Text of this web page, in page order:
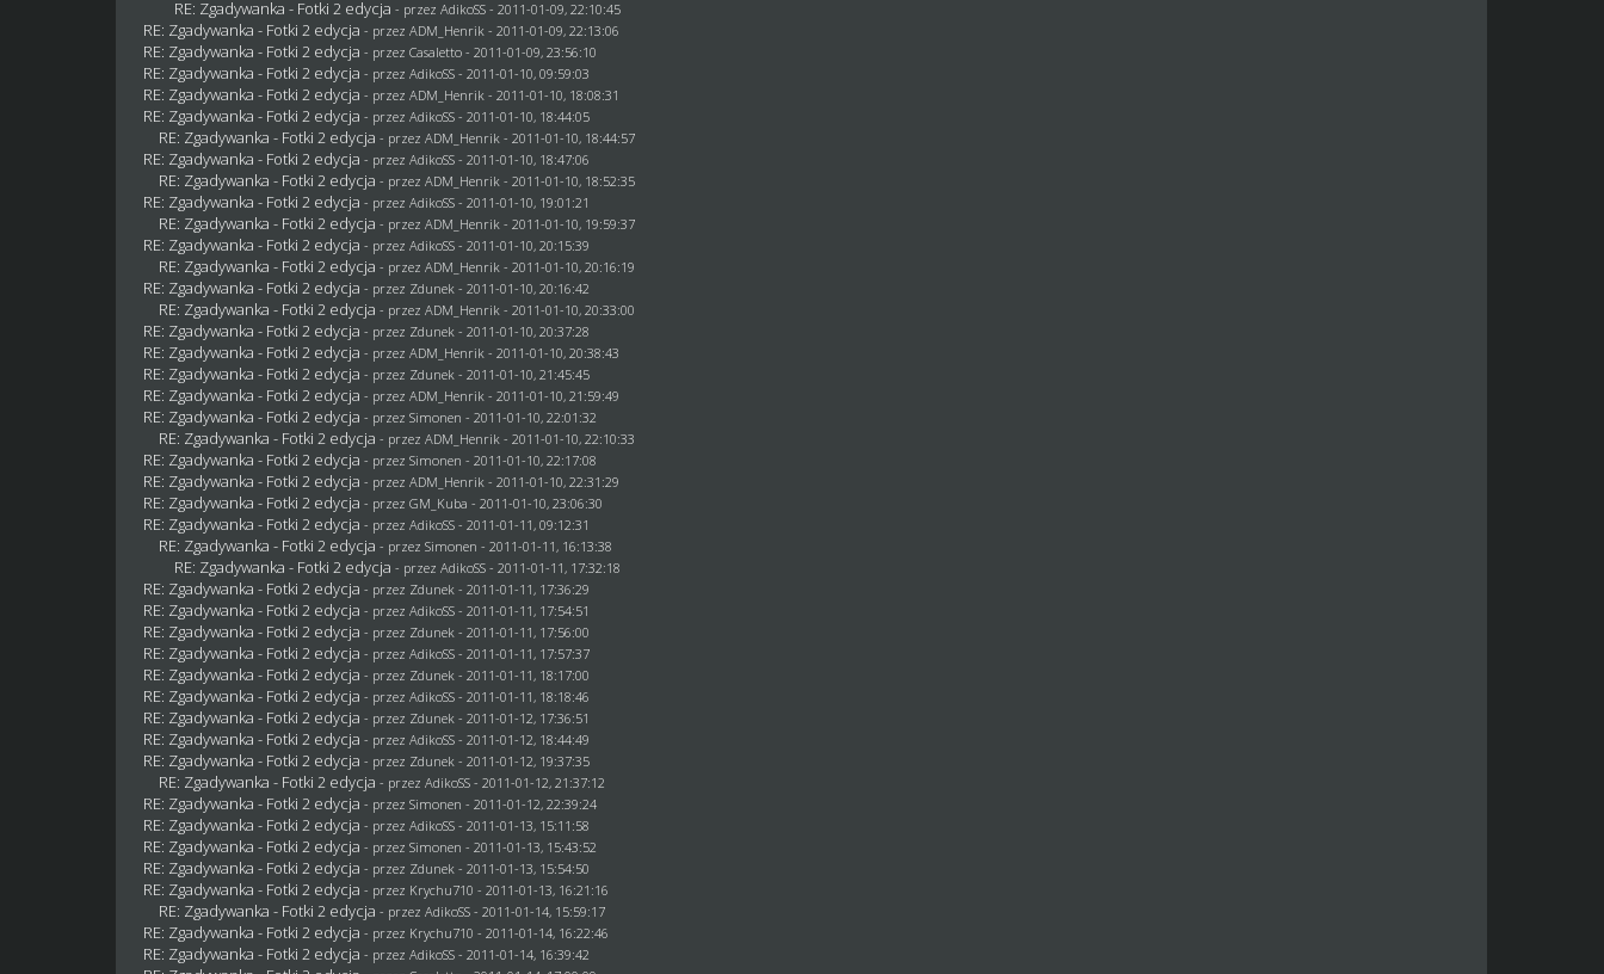
RE: Zgadywanka - Fotki 2 edycja - przez AdikoSS - 2011-01-09, 22:10:45
RE: Zgadywanka - Fotki 2 edycja - przezADM_Henrik - 2011-01-09, 22:13:06
RE: Zgadywanka - Fotki 2 edycja - przezCasaletto - 2011-01-09, 23:56:10
RE: Zgadywanka - Fotki 2 edycja - przez AdikoSS - 2011-01-10, 09:59:03
RE: Zgadywanka - Fotki 2 edycja - przezADM_Henrik - 2011-01-10, 18:08:31
RE: Zgadywanka - Fotki 2 edycja - przez AdikoSS - 2011-01-10, 18:44:05
RE: Zgadywanka - Fotki 2 edycja - przezADM_Henrik - 2011-01-10, 18:44:57
RE: Zgadywanka - Fotki 2 edycja - przez AdikoSS - 2011-01-10, 18:47:06
RE: Zgadywanka - Fotki 2 edycja - przezADM_Henrik - 2011-01-10, 18:52:35
RE: Zgadywanka - Fotki 2 edycja - przez AdikoSS - 2011-01-10, 19:01:21
RE: Zgadywanka - Fotki 2 edycja - przezADM_Henrik - 2011-01-10, 19:59:37
RE: Zgadywanka - Fotki 2 edycja - przez AdikoSS - 2011-01-10, 20:15:39
RE: Zgadywanka - Fotki 2 edycja - przezADM_Henrik - 2011-01-10, 20:16:19
RE: Zgadywanka - Fotki 2 edycja - przez Zdunek - 2011-01-10, 20:16:42
RE: Zgadywanka - Fotki 2 edycja - przezADM_Henrik - 2011-01-10, 20:33:00
RE: Zgadywanka - Fotki 2 edycja - przez Zdunek - 2011-01-10, 20:37:28
RE: Zgadywanka - Fotki 2 edycja - przezADM_Henrik - 2011-01-10, 20:38:43
RE: Zgadywanka - Fotki 2 edycja - przez Zdunek - 2011-01-10, 21:45:45
RE: Zgadywanka - Fotki 2 edycja - przezADM_Henrik - 2011-01-10, 21:59:49
RE: Zgadywanka - Fotki 2 edycja - przezSimonen - 2011-01-10, 22:01:32
RE: Zgadywanka - Fotki 2 edycja - przezADM_Henrik - 2011-01-10, 22:10:33
RE: Zgadywanka - Fotki 2 edycja - przezSimonen - 2011-01-10, 22:17:08
RE: Zgadywanka - Fotki 2 edycja - przezADM_Henrik - 2011-01-10, 22:31:29
RE: Zgadywanka - Fotki 2 edycja - przezGM_Kuba - 2011-01-10, 23:06:30
RE: Zgadywanka - Fotki 2 edycja - przez AdikoSS - 2011-01-11, 09:12:31
RE: Zgadywanka - Fotki 2 edycja - przezSimonen - 2011-01-11, 16:13:38
RE: Zgadywanka - Fotki 2 edycja - przez AdikoSS - 2011-01-11, 17:32:18
RE: Zgadywanka - Fotki 2 edycja - przez Zdunek - 2011-01-11, 17:36:29
RE: Zgadywanka - Fotki 2 edycja - przez AdikoSS - 2011-01-11, 17:54:51
RE: Zgadywanka - Fotki 2 edycja - przez Zdunek - 2011-01-11, 17:56:00
RE: Zgadywanka - Fotki 2 edycja - przez AdikoSS - 2011-01-11, 17:57:37
RE: Zgadywanka - Fotki 2 edycja - przez Zdunek - 2011-01-11, 18:17:00
RE: Zgadywanka - Fotki 2 edycja - przez AdikoSS - 2011-01-11, 18:18:46
RE: Zgadywanka - Fotki 2 edycja - przez Zdunek - 2011-01-12, 17:36:51
RE: Zgadywanka - Fotki 2 edycja - przez AdikoSS - 2011-01-12, 18:44:49
RE: Zgadywanka - Fotki 2 edycja - przez Zdunek - 2011-01-12, 19:37:35
RE: Zgadywanka - Fotki 2 edycja - przez AdikoSS - 2011-01-12, 21:37:12
RE: Zgadywanka - Fotki 2 edycja - przezSimonen - 2011-01-12, 22:39:24
RE: Zgadywanka - Fotki 2 edycja - przez AdikoSS - 2011-01-13, 15:11:58
RE: Zgadywanka - Fotki 2 edycja - przezSimonen - 2011-01-13, 15:43:52
RE: Zgadywanka - Fotki 2 edycja - przez Zdunek - 2011-01-13, 15:54:50
RE: Zgadywanka - Fotki 2 edycja - przez Krychu710 - 2011-01-13, 16:21:16
RE: Zgadywanka - Fotki 2 edycja - przez AdikoSS - 2011-01-14, 15:59:17
RE: Zgadywanka - Fotki 2 edycja - przez Krychu710 - 2011-01-14, 16:22:46
RE: Zgadywanka - Fotki 2 edycja - przez AdikoSS - 2011-01-14, 16:39:42